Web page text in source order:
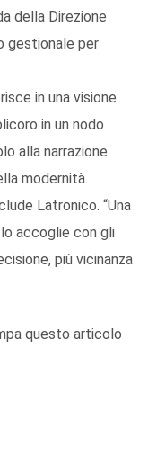
della Direzione
gestionale per
in una visione
in un nodo
alla narrazione
modernità.
Latronico. “Una
accoglie con gli
più vicinanza
questo articolo